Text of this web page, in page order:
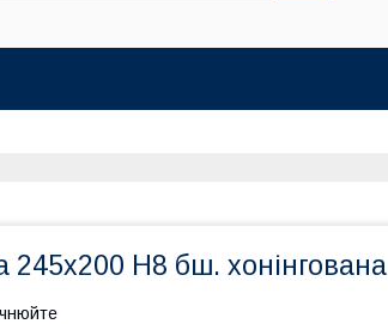
245х200 H8 бш. хонінгована